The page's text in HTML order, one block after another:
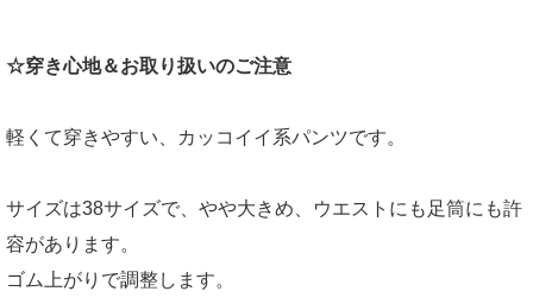
☆穿き心地＆お取り扱いのご注意
軽くて穿きやすい、カッコイイ系パンツです。
サイズは38サイズで、やや大きめ、ウエストにも足筒にも許
容があります。
ゴム上がりで調整します。